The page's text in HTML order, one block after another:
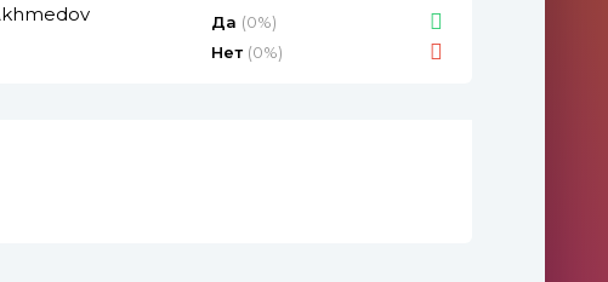
Да (0%)
Нет (0%)